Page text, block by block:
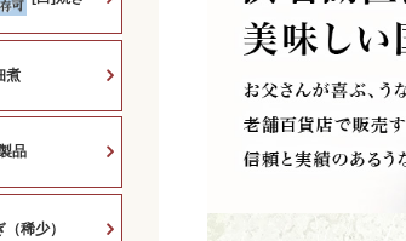
煮
品
稀少）